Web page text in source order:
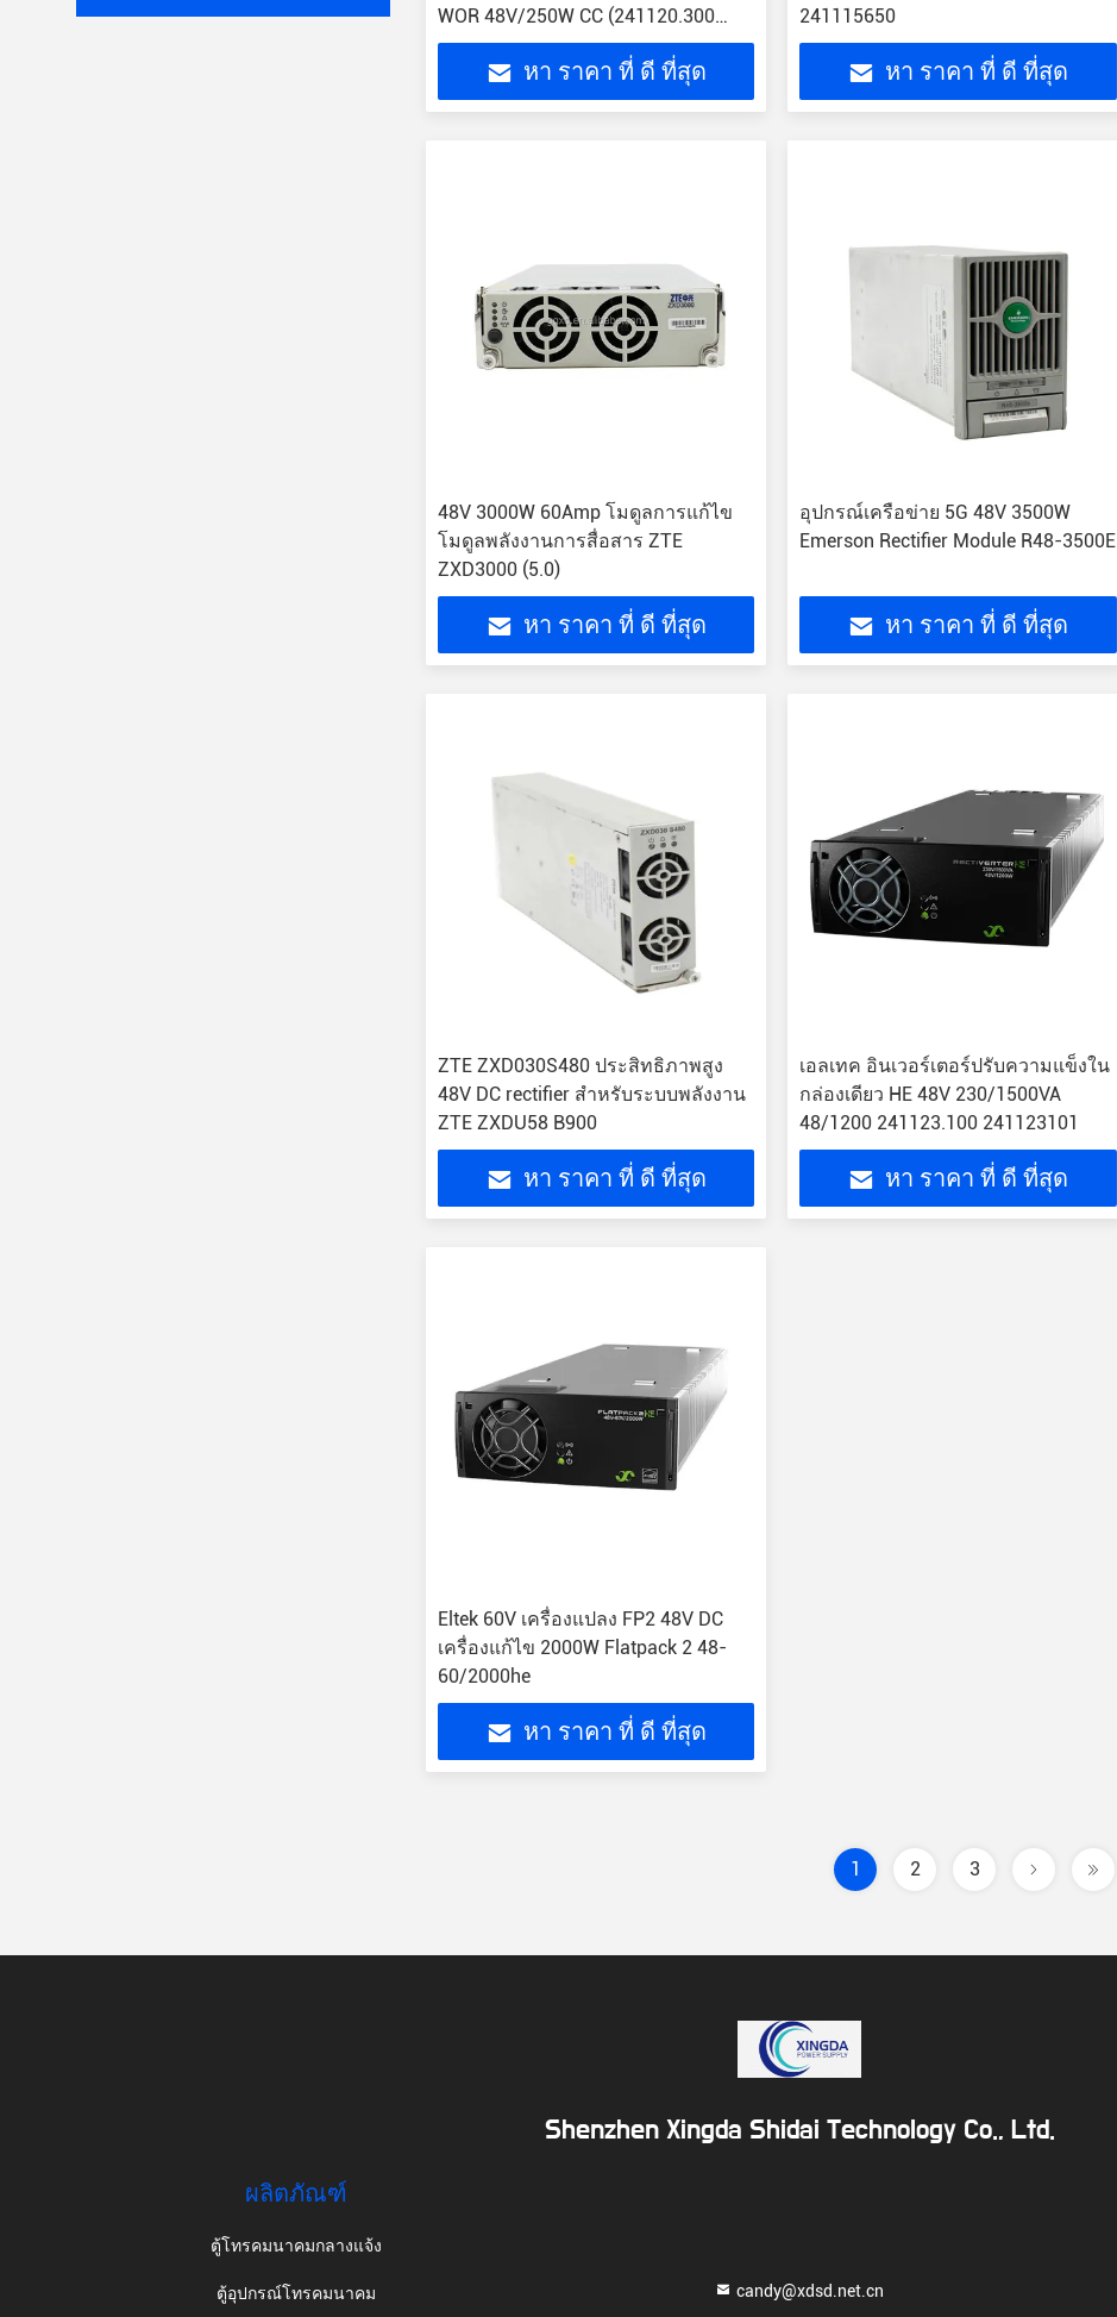
WOR 48V/250W CC (241120.300
241120.200 241120.100)
หา ราคา ที่ ดี ที่สุด
241115650
หา ราคา ที่ ดี ที่สุด
48V 3000W 60Amp โมดูลการแก้ไข
โมดูลพลังงานการสื่อสาร ZTE
ZXD3000 (5.0)
หา ราคา ที่ ดี ที่สุด
อุปกรณ์เครือข่าย 5G 48V 3500W
Emerson Rectifier Module R48-3500E
หา ราคา ที่ ดี ที่สุด
ZTE ZXD030S480 ประสิทธิภาพสูง
48V DC rectifier สําหรับระบบพลังงาน
ZTE ZXDU58 B900
หา ราคา ที่ ดี ที่สุด
เอลเทค อินเวอร์เตอร์ปรับความแข็งใน
กล่องเดียว HE 48V 230/1500VA
48/1200 241123.100 241123101
หา ราคา ที่ ดี ที่สุด
Eltek 60V เครื่องแปลง FP2 48V DC
เครื่องแก้ไข 2000W Flatpack 2 48-
60/2000he
หา ราคา ที่ ดี ที่สุด
1 2 3
Shenzhen Xingda Shidai Technology Co., Ltd.
ผลิตภัณฑ์
ตู้โทรคมนาคมกลางแจ้ง
ตู้อุปกรณ์โทรคมนาคม candy@xdsd.net.cn